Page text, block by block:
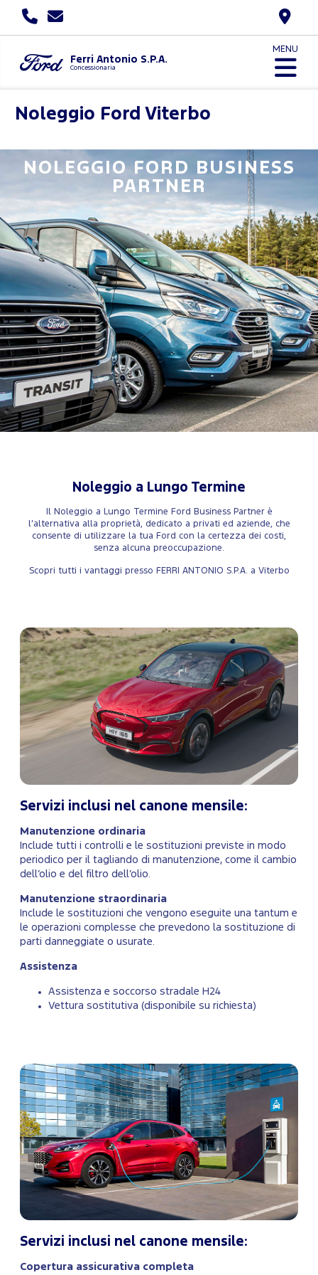
Ferri Antonio S.P.A.
Concessionaria
MENU
Noleggio Ford Viterbo
NOLEGGIO FORD BUSINESS
PARTNER
Noleggio a Lungo Termine
Il Noleggio a Lungo Termine Ford Business Partner è
l’alternativa alla proprietà, dedicato a privati ed aziende, che
consente di utilizzare la tua Ford con la certezza dei costi,
senza alcuna preoccupazione.
Scopri tutti i vantaggi presso FERRI ANTONIO S.P.A. a Viterbo
Servizi inclusi nel canone mensile:
Manutenzione ordinaria
Include tutti i controlli e le sostituzioni previste in modo
periodico per il tagliando di manutenzione, come il cambio
dell’olio e del filtro dell’olio.
Manutenzione straordinaria
Include le sostituzioni che vengono eseguite una tantum e
le operazioni complesse che prevedono la sostituzione di
parti danneggiate o usurate.
Assistenza
Assistenza e soccorso stradale H24
Vettura sostitutiva (disponibile su richiesta)
Servizi inclusi nel canone mensile:
Copertura assicurativa completa